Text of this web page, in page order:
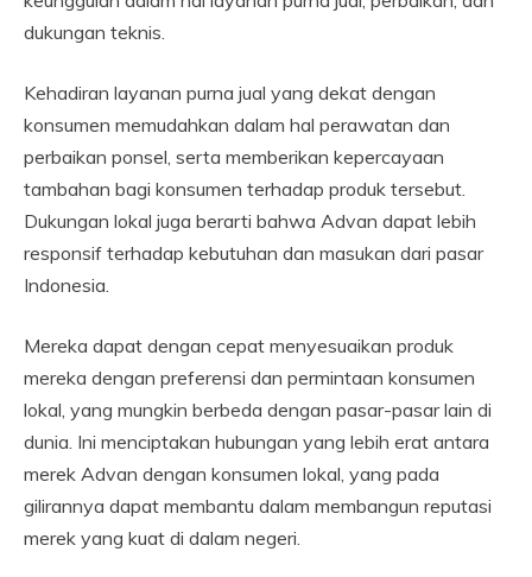
dukungan teknis.
Kehadiran layanan purna jual yang dekat dengan
konsumen memudahkan dalam hal perawatan dan
perbaikan ponsel, serta memberikan kepercayaan
tambahan bagi konsumen terhadap produk tersebut.
Dukungan lokal juga berarti bahwa Advan dapat lebih
responsif terhadap kebutuhan dan masukan dari pasar
Indonesia.
Mereka dapat dengan cepat menyesuaikan produk
mereka dengan preferensi dan permintaan konsumen
lokal, yang mungkin berbeda dengan pasar-pasar lain di
dunia. Ini menciptakan hubungan yang lebih erat antara
merek Advan dengan konsumen lokal, yang pada
gilirannya dapat membantu dalam membangun reputasi
merek yang kuat di dalam negeri.